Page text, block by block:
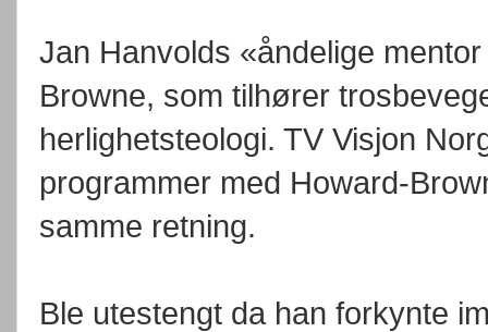
Jan Hanvolds «åndelige
Browne, som tilhører
herlighetsteologi. TV Visjon
programmer med Howard-
samme retning.
Ble utestengt da han forkynte